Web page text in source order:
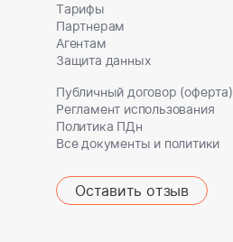
Тарифы
Партнерам
Агентам
Защита данных
Публичный договор (оферта)
Регламент использования
Политика ПДн
Все документы и политики
Оставить отзыв